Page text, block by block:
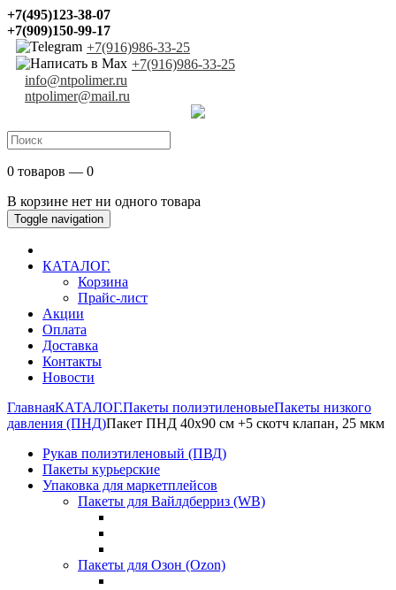
+7(495)123-38-07
+7(909)150-99-17
+7(916)986-33-25
+7(916)986-33-25
info@ntpolimer.ru
ntpolimer@mail.ru
0 товаров — 0
В корзине нет ни одного товара
Toggle navigation
КАТАЛОГ.
Корзина
Прайс-лист
Акции
Оплата
Доставка
Контакты
Новости
ГлавнаяКАТАЛОГ.Пакеты полиэтиленовыеПакеты низкого
давления (ПНД)Пакет ПНД 40х90 см +5 скотч клапан, 25 мкм
Рукав полиэтиленовый (ПВД)
Пакеты курьерские
Упаковка для маркетплейсов
Пакеты для Вайлдберриз (WB)
Пакеты для Озон (Ozon)